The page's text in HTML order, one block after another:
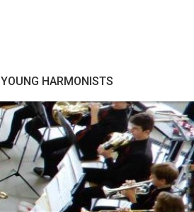
YOUNG HARMONISTS